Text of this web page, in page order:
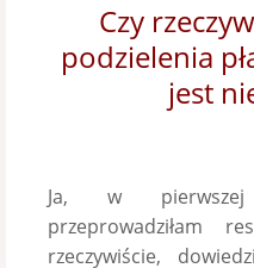
Czy
podzielenia
jest
Ja, w pierwszej
przeprowadziłam
rzeczywiście,